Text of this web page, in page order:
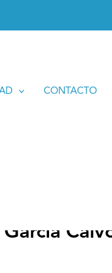
CONTACTO